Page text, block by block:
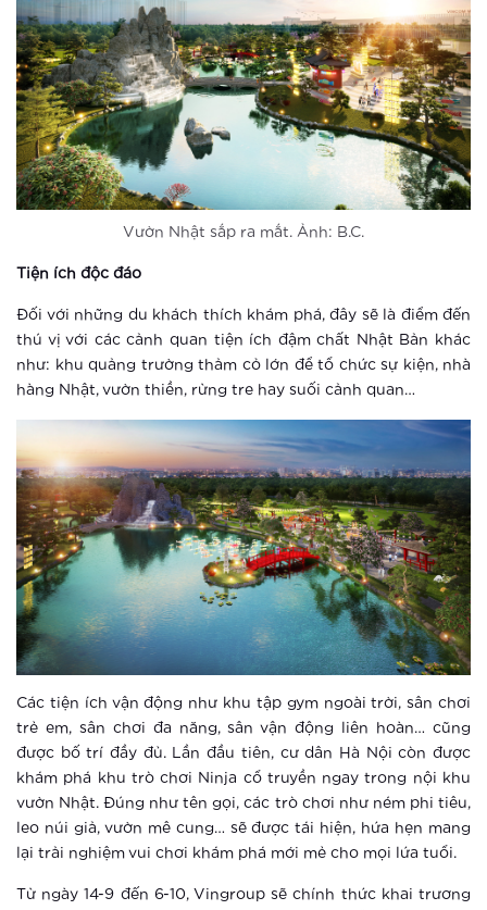
Vườn Nhật sắp ra mắt. Ảnh: B.C.
Tiện ích độc đáo
Đối với những du khách thích khám phá, đây sẽ là điểm đến
thú vị với các cảnh quan tiện ích đậm chất Nhật Bản khác
như: khu quảng trường thảm cỏ lớn để tổ chức sự kiện, nhà
hàng Nhật, vườn thiền, rừng tre hay suối cảnh quan…
Các tiện ích vận động như khu tập gym ngoài trời, sân chơi
trẻ em, sân chơi đa năng, sân vận động liên hoàn… cũng
được bố trí đầy đủ. Lần đầu tiên, cư dân Hà Nội còn được
khám phá khu trò chơi Ninja cổ truyền ngay trong nội khu
vườn Nhật. Đúng như tên gọi, các trò chơi như ném phi tiêu,
leo núi giả, vườn mê cung… sẽ được tái hiện, hứa hẹn mang
lại trải nghiệm vui chơi khám phá mới mẻ cho mọi lứa tuổi.
Từ ngày 14-9 đến 6-10, Vingroup sẽ chính thức khai trương
Xem thêm
Sống tại thành phố thông minh, trẻ
em được bảo vệ đa lớp như thế nào?
Xem thêm
Vinhomes Smart City: Những trải
nghiệm tuyệt vời cho người trẻ hiện
đại
Thành phố thông minh: Bước đi tắt
đón đầu của ông lớn BĐS Vingroup
Xem thêm
Thành phố thông minh khác xa khu
căn hộ thông thường ra sao?
Xem thêm
Cư dân nhí được sống trong môi
trường an toàn mức cao tại Vinhomes
Smart City
Xem thêm
Vingroup tiên phong ứng dụng công
nghệ thông minh, nâng tầm cuộc sống
cư dân đại đô thị Vinhomes Smart
City
Xem thêm
So sánh Căn hộ thông minh với Đô thị
thông minh
Xem thêm